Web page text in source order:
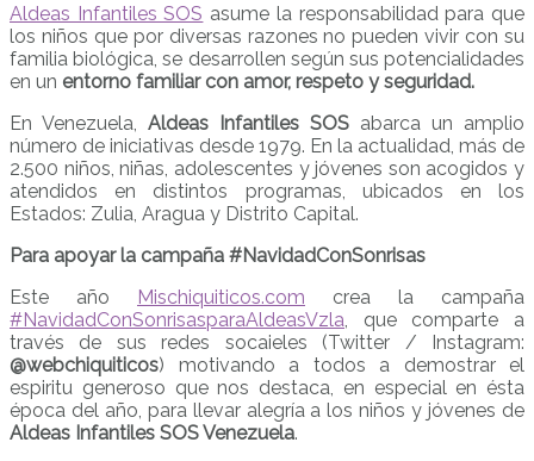
Aldeas Infantiles SOS asume la responsabilidad para que
los niños que por diversas razones no pueden vivir con su
familia biológica, se desarrollen según sus potencialidades
en un entorno familiar con amor, respeto y seguridad.
En Venezuela, Aldeas Infantiles SOS abarca un amplio
número de iniciativas desde 1979. En la actualidad, más de
2.500 niños, niñas, adolescentes y jóvenes son acogidos y
atendidos en distintos programas, ubicados en los
Estados: Zulia, Aragua y Distrito Capital.
Para apoyar la campaña #NavidadConSonrisas
Este año
Mischiquiticos.com crea la campaña
#NavidadConSonrisasparaAldeasVzla, que comparte a
través de sus redes socaieles (Twitter / Instagram:
@webchiquiticos) motivando a todos a demostrar el
espiritu generoso que nos destaca, en especial en ésta
época del año, para llevar alegría a los niños y jóvenes de
Aldeas Infantiles SOS Venezuela.